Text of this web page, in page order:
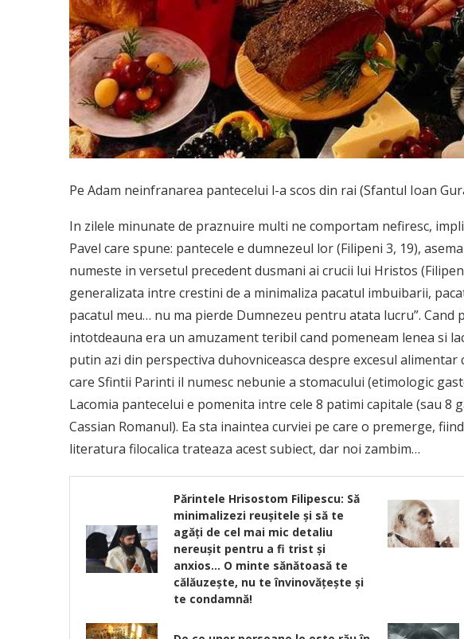
Pe Adam neinfranarea pantecelui l-a scos din rai (Sfantul Ioan
In zilele minunate de praznuire multi ne comportam nefiresc,
Pavel care spune: pantecele e dumnezeul lor (Filipeni 3, 19),
numeste in versetul precedent dusmani ai crucii lui Hristos
generalizata intre crestini de a minimaliza pacatul imbuibarii,
pacatul meu… nu ma pierde Dumnezeu pentru atata lucru”. Cand
intotdeauna era un amuzament teribil cand pomeneam lenea si
putin azi din perspectiva duhovniceasca despre excesul alimentar
care Sfintii Parinti il numesc nebunie a stomacului (etimologic
Lacomia pantecelui e pomenita intre cele 8 patimi capitale (sau 8
Cassian Romanul). Ea sta inaintea curviei pe care o premerge,
literatura filocalica trateaza acest subiect, dar noi zambim…
Părintele Hrisostom Filipescu: Să
minimalizezi reușitele și să te
agăți de cel mai mic detaliu
nereușit pentru a fi trist și
anxios… O minte sănătoasă te
călăuzește, nu te învinovățește și
te condamnă!